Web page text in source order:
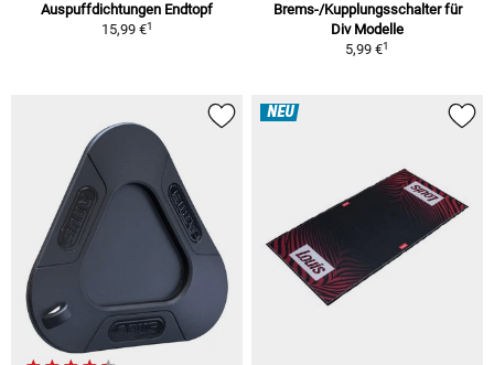
Auspuffdichtungen Endtopf
15,99 €1
Brems-/Kupplungsschalter für
Div Modelle
5,99 €1
NEU